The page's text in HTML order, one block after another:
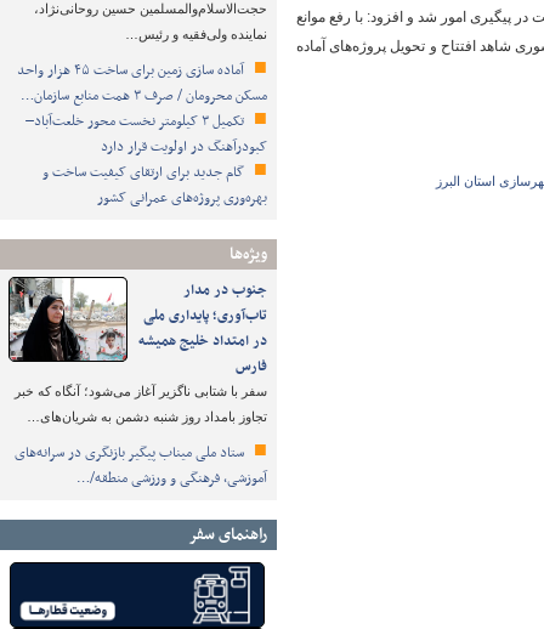
حجت‌الاسلام‌والمسلمین حسین روحانی‌نژاد،
نماینده ولی‌فقیه و رئیس…
آماده سازی زمین برای ساخت ۴۵ هزار واحد
مسکن محرومان / صرف ۳ همت منابع سازمان…
تکمیل ۳ کیلومتر نخست محور خلعت‌آباد–
کبودرآهنگ در اولویت قرار دارد
گام جدید برای ارتقای کیفیت ساخت و
بهره‌وری پروژه‌های عمرانی کشور
ویژه‌ها
جنوب در مدار
تاب‌آوری؛ پایداری ملی
در امتداد خلیج همیشه
فارس
سفر با شتابی ناگزیر آغاز می‌شود؛ آنگاه که خبر
تجاوز بامداد روز شنبه دشمن به شریان‌های…
ستاد ملی میناب پیگیر بازنگری در سرانه‌های
آموزشی، فرهنگی و ورزشی منطقه/…
راهنمای سفر
پیگیری امور شد و افزود: با رفع موانع
شاهد افتتاح و تحویل پروژه‌های آماده
استان البرز